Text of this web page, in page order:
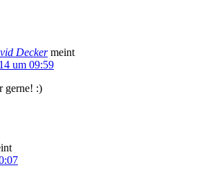
Decker meint
um 09:59
gerne! :)